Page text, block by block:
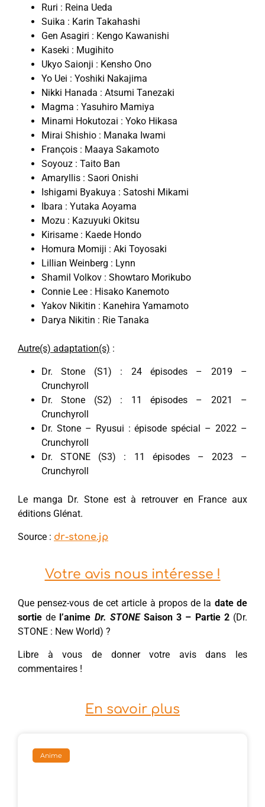
Ruri : Reina Ueda
Suika : Karin Takahashi
Gen Asagiri : Kengo Kawanishi
Kaseki : Mugihito
Ukyo Saionji : Kensho Ono
Yo Uei : Yoshiki Nakajima
Nikki Hanada : Atsumi Tanezaki
Magma : Yasuhiro Mamiya
Minami Hokutozai : Yoko Hikasa
Mirai Shishio : Manaka Iwami
François : Maaya Sakamoto
Soyouz : Taito Ban
Amaryllis : Saori Onishi
Ishigami Byakuya : Satoshi Mikami
Ibara : Yutaka Aoyama
Mozu : Kazuyuki Okitsu
Kirisame : Kaede Hondo
Homura Momiji : Aki Toyosaki
Lillian Weinberg : Lynn
Shamil Volkov : Showtaro Morikubo
Connie Lee : Hisako Kanemoto
Yakov Nikitin : Kanehira Yamamoto
Darya Nikitin : Rie Tanaka
Autre(s) adaptation(s) :
Dr. Stone (S1) : 24 épisodes – 2019 –
Crunchyroll
Dr. Stone (S2) : 11 épisodes – 2021 –
Crunchyroll
Dr. Stone – Ryusui : épisode spécial – 2022 –
Crunchyroll
Dr. STONE (S3) : 11 épisodes – 2023 –
Crunchyroll
Le manga Dr. Stone est à retrouver en France aux
éditions Glénat.
Source : dr-stone.jp
Votre avis nous intéresse !
Que pensez-vous de cet article à propos de la date de
sortie de l’anime Dr. STONESaison 3 – Partie 2(Dr.
STONE : New World) ?
Libre à vous de donner votre avis dans les
commentaires !
En savoir plus
Anime